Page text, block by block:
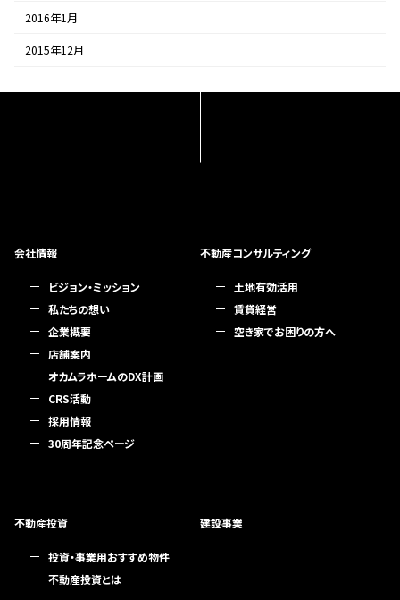
2016年1月
2015年12月
会社情報
ビジョン・ミッション
私たちの想い
企業概要
店舗案内
オカムラホームのDX計画
CRS活動
採用情報
30周年記念ページ
不動産コンサルティング
土地有効活用
賃貸経営
空き家でお困りの方へ
不動産投資
投資・事業用おすすめ物件
不動産投資とは
建設事業